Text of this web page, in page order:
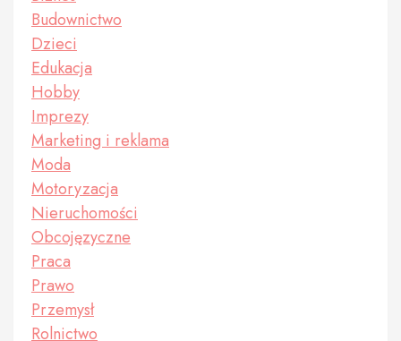
Budownictwo
Dzieci
Edukacja
Hobby
Imprezy
Marketing i reklama
Moda
Motoryzacja
Nieruchomości
Obcojęzyczne
Praca
Prawo
Przemysł
Rolnictwo